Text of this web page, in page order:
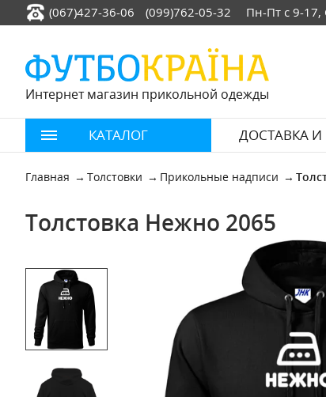
(067)427-36-06 (099)762-05-32 Пн-Пт с 9-
Интернет магазин прикольной одежды
КАТАЛОГ ДОСТАВКА
Главная Толстовки Прикольные надписи
Толстовка Нежно 2065